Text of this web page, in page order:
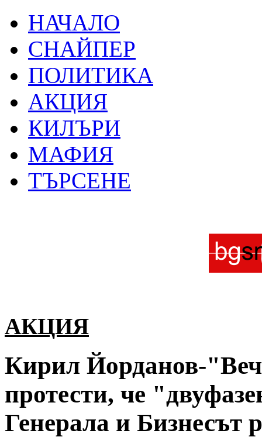
НАЧАЛО
СНАЙПЕР
ПОЛИТИКА
АКЦИЯ
КИЛЪРИ
МАФИЯ
ТЪРСЕНЕ
АКЦИЯ
Кирил Йорданов-
протести, че
Генерала и Бизнесът